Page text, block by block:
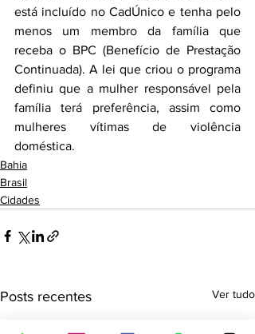
está incluído no CadÚnico e tenha pelo
menos um membro da família que
receba o BPC (Benefício de Prestação
Continuada). A lei que criou o programa
definiu que a mulher responsável pela
família terá preferência, assim como
mulheres vítimas de violência
doméstica.
Bahia
Brasil
Cidades
Posts recentes Ver tudo